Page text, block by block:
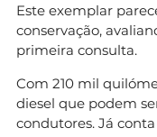
Este exemplar
conservação,
primeira consulta.
Com 210 mil
diesel que podem
condutores. Já